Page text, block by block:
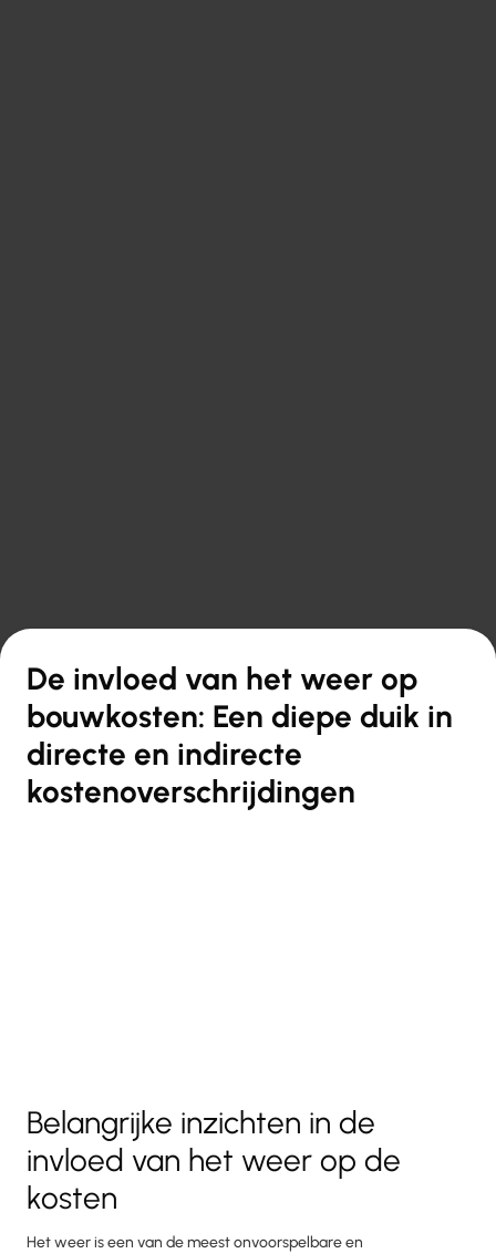
De invloed van het weer op
bouwkosten: Een diepe duik in
directe en indirecte
kostenoverschrijdingen
Belangrijke inzichten in de
invloed van het weer op de
kosten
Het weer is een van de meest onvoorspelbare en